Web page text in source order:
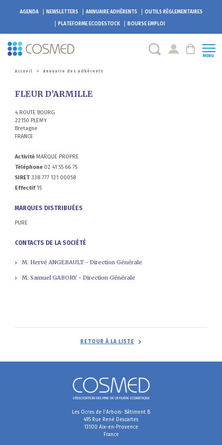
AGENDA NEWSLETTERS ANNUAIRE ADHÉRENTS
OUTILS RÉGLEMENTAIRES
PLATEFORMEECODESTOCK BOURSE EMPLOI
MENU
Accueil > Annuaire des adhérents
FLEUR D’ARMILLE
4 ROUTE BOURG
22150 PLEMY
Bretagne
FRANCE
Activité MARQUE PROPRE
Téléphone 02 41 55 66 75
SIRET 338 777 121 00058
Effectif15
MARQUES DISTRIBUÉES
PURE
CONTACTS DE LA SOCIÉTÉ
M. Hervé ANGEBAULT - Direction Générale
M. Samuel GABORY - Direction Générale
RETOUR À LA LISTE
Les Ocres de l'Arbois- Bâtiment B
495 Rue René Descartes
13100 Aix-en-Provence
France